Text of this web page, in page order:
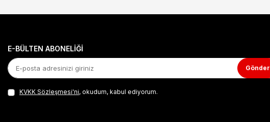
E-BÜLTEN ABONELIĞI
Gönder
KVKK Sözleşmesi'ni, okudum, kabul ediyorum.